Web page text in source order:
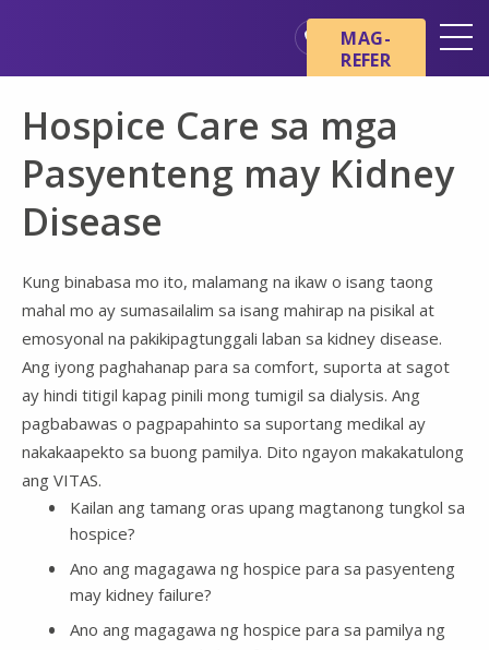
Mga Pangunahing Kaalaman
tungkol sa Hospice
Ang aming mga Serbisyo
Healthcare Professionals
Pamilya at Mga Tagapag-
alaga
MAG-
REFER
Hospice Care sa mga
Pasyenteng may Kidney
Disease
Kung binabasa mo ito, malamang na ikaw o isang taong
mahal mo ay sumasailalim sa isang mahirap na pisikal at
emosyonal na pakikipagtunggali laban sa kidney disease.
Ang iyong paghahanap para sa comfort, suporta at sagot
ay hindi titigil kapag pinili mong tumigil sa dialysis. Ang
pagbabawas o pagpapahinto sa suportang medikal ay
nakakaapekto sa buong pamilya. Dito ngayon makakatulong
ang VITAS.
Kailan ang tamang oras upang magtanong tungkol sa
hospice?
Ano ang magagawa ng hospice para sa pasyenteng
may kidney failure?
Ano ang magagawa ng hospice para sa pamilya ng